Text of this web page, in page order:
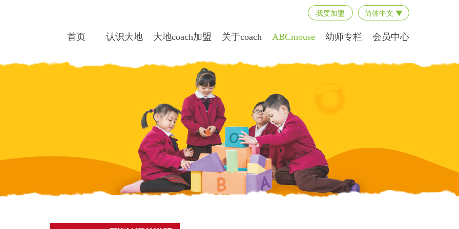
我要加盟 简体中文 ▼
首页 认识大地 大地coach加盟 关于coach ABCmouse 幼师专栏 会员中心